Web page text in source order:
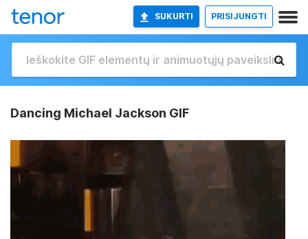
SUKURTI PRISIJUNGTI
Dancing Michael Jackson GIF